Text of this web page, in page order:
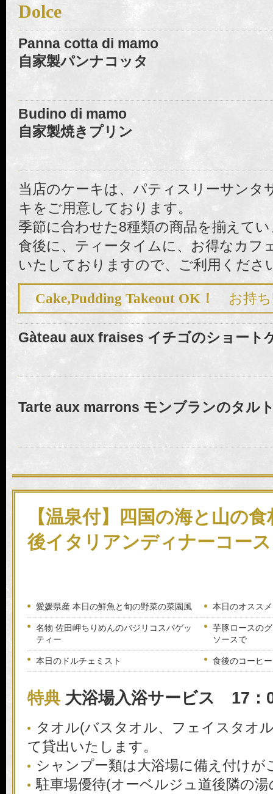
Dolce
Panna cotta di mamo
自家製パンナコッタ
Budino di mamo
自家製焼きプリン
当店のケーキは、パティスリーサンタ
キをご用意しております。
季節に合わせた8種類の商品を揃えて
食後に、ティータイムに、お得なカフ
いたしておりますので、ご利用くださ
Cake,Pudding Takeout OK！ お持ち
Gàteau aux fraises イチゴのショート
Tarte aux marrons モンブランのタル
【温泉付】四国の海と山の
後イタリアンディナーコース
愛媛県産 本日の鮮魚と旬の野菜の菜園風 本日のオスス
名物 佐田岬ちりめんのバジリコスパゲッ
ティー
芋豚ロースの
ソースで
本日のドルチェミスト 食後のコーヒ
特典 大浴場入浴サービス 17：
タオル(バスタオル、フェイスタオ
て貸出いたします。
シャンプー類は大浴場に備え付けが
駐車場優待(オーベルジュ道後隣の